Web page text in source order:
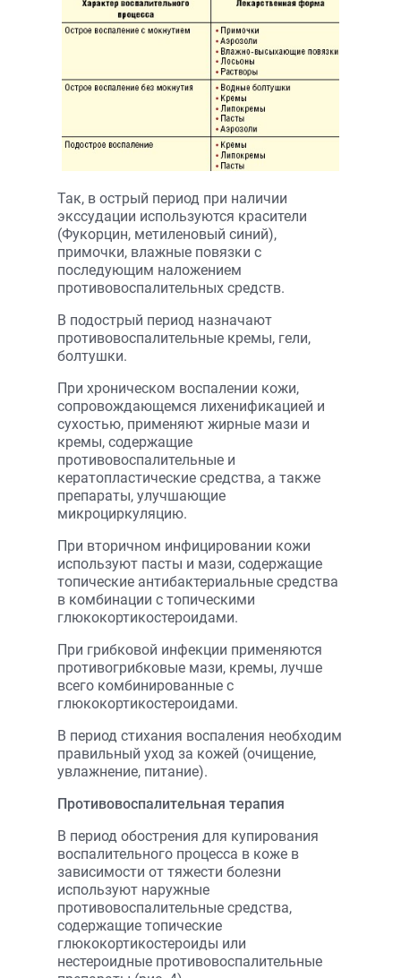
Так, в острый период при наличии
экссудации используются красители
(Фукорцин, метиленовый синий),
примочки, влажные повязки с
последующим наложением
противовоспалительных средств.
В подострый период назначают
противовоспалительные кремы, гели,
болтушки.
При хроническом воспалении кожи,
сопровождающемся лихенификацией и
сухостью, применяют жирные мази и
кремы, содержащие
противовоспалительные и
кератопластические средства, а также
препараты, улучшающие
микроциркуляцию.
При вторичном инфицировании кожи
используют пасты и мази, содержащие
топические антибактериальные средства
в комбинации с топическими
глюкокортикостероидами.
При грибковой инфекции применяются
противогрибковые мази, кремы, лучше
всего комбинированные с
глюкокортикостероидами.
В период стихания воспаления необходим
правильный уход за кожей (очищение,
увлажнение, питание).
Противовоспалительная терапия
В период обострения для купирования
воспалительного процесса в коже в
зависимости от тяжести болезни
используют наружные
противовоспалительные средства,
содержащие топические
глюкокортикостероиды или
нестероидные противовоспалительные